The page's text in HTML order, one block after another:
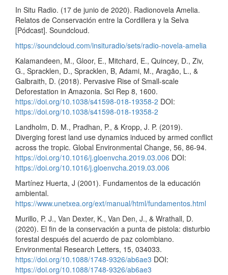
In Situ Radio. (17 de junio de 2020). Radionovela Amelia.
Relatos de Conservación entre la Cordillera y la Selva
[Pódcast]. Soundcloud.
https://soundcloud.com/insituradio/sets/radio-novela-amelia
Kalamandeen, M., Gloor, E., Mitchard, E., Quincey, D., Ziv,
G., Spracklen, D., Spracklen, B, Adami, M., Aragão, L., &
Galbraith, D. (2018). Pervasive Rise of Small-scale
Deforestation in Amazonia. Sci Rep 8, 1600.
https://doi.org/10.1038/s41598-018-19358-2 DOI:
https://doi.org/10.1038/s41598-018-19358-2
Landholm, D. M., Pradhan, P., & Kropp, J. P. (2019).
Diverging forest land use dynamics induced by armed conflict
across the tropic. Global Environmental Change, 56, 86-94.
https://doi.org/10.1016/j.gloenvcha.2019.03.006 DOI:
https://doi.org/10.1016/j.gloenvcha.2019.03.006
Martínez Huerta, J (2001). Fundamentos de la educación
ambiental.
https://www.unetxea.org/ext/manual/html/fundamentos.html
Murillo, P. J., Van Dexter, K., Van Den, J., & Wrathall, D.
(2020). El fin de la conservación a punta de pistola: disturbio
forestal después del acuerdo de paz colombiano.
Environmental Research Letters, 15, 034033.
https://doi.org/10.1088/1748-9326/ab6ae3 DOI:
https://doi.org/10.1088/1748-9326/ab6ae3